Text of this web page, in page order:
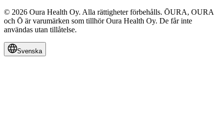
© 2026 Oura Health Oy. Alla rättigheter förbehålls. ŌURA, OURA
och Ō är varumärken som tillhör Oura Health Oy. De får inte
användas utan tillåtelse.
Svenska